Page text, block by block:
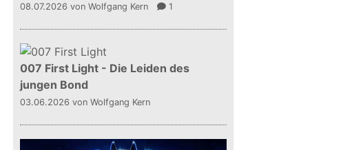
08.07.2026 von Wolfgang Kern 1
007 First Light - Die Leiden des
jungen Bond
03.06.2026 von Wolfgang Kern